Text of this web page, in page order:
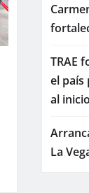
TRAE
el país
al
La